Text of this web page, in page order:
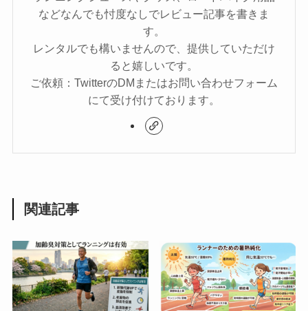
などなんでも忖度なしでレビュー記事を書きま
す。
レンタルでも構いませんので、提供していただけ
ると嬉しいです。
ご依頼：TwitterのDMまたはお問い合わせフォーム
にて受け付けております。
関連記事